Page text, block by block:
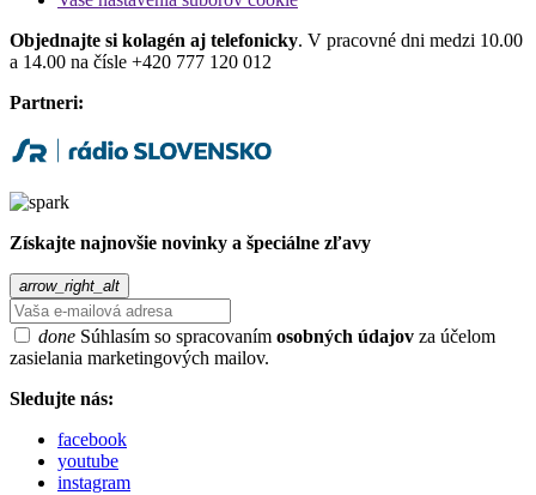
Objednajte si kolagén aj telefonicky. V pracovné dni medzi 10.00
a 14.00 na čísle +420 777 120 012
Partneri:
Získajte najnovšie novinky a špeciálne zľavy
arrow_right_alt
done Súhlasím so spracovaním osobných údajov za účelom
zasielania marketingových mailov.
Sledujte nás:
facebook
youtube
instagram